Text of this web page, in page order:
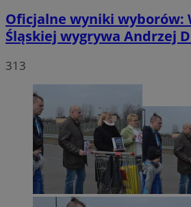
Oficjalne wyniki wyborów:
Śląskiej wygrywa Andrzej
313